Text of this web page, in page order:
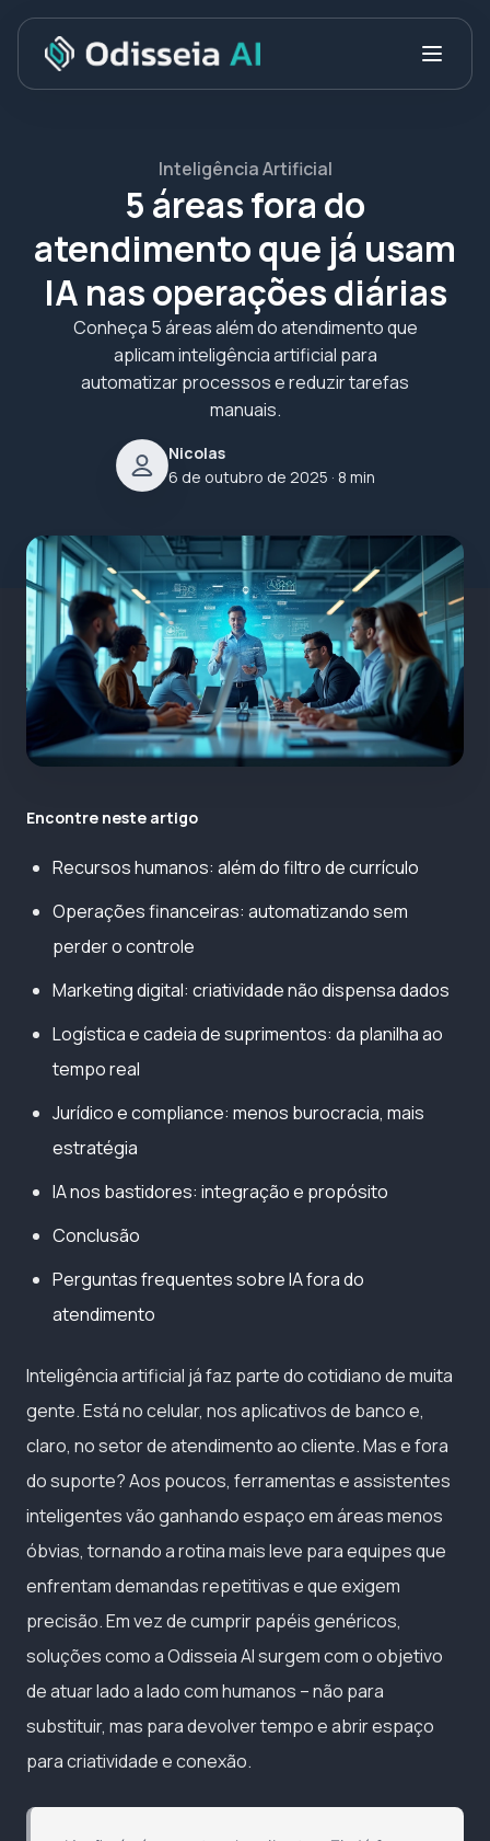
Inteligência Artificial
5 áreas fora do
atendimento que já usam
IA nas operações diárias
Conheça 5 áreas além do atendimento que
aplicam inteligência artificial para
automatizar processos e reduzir tarefas
manuais.
Nicolas
6 de outubro de 2025 · 8 min
Encontre neste artigo
Recursos humanos: além do filtro de currículo
Operações financeiras: automatizando sem
perder o controle
Marketing digital: criatividade não dispensa dados
Logística e cadeia de suprimentos: da planilha ao
tempo real
Jurídico e compliance: menos burocracia, mais
estratégia
IA nos bastidores: integração e propósito
Conclusão
Perguntas frequentes sobre IA fora do
atendimento
Inteligência artificial já faz parte do cotidiano de muita
gente. Está no celular, nos aplicativos de banco e,
claro, no setor de atendimento ao cliente. Mas e fora
do suporte? Aos poucos, ferramentas e assistentes
inteligentes vão ganhando espaço em áreas menos
óbvias, tornando a rotina mais leve para equipes que
enfrentam demandas repetitivas e que exigem
precisão. Em vez de cumprir papéis genéricos,
soluções como a Odisseia AI surgem com o objetivo
de atuar lado a lado com humanos – não para
substituir, mas para devolver tempo e abrir espaço
para criatividade e conexão.